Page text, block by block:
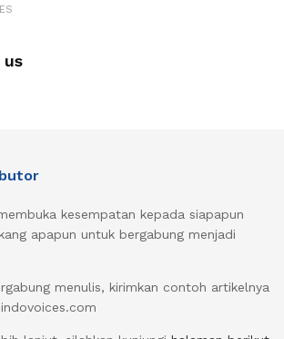
kesempatan kepada siapapun
apapun untuk bergabung menjadi
menulis, kirimkan contoh artikelnya